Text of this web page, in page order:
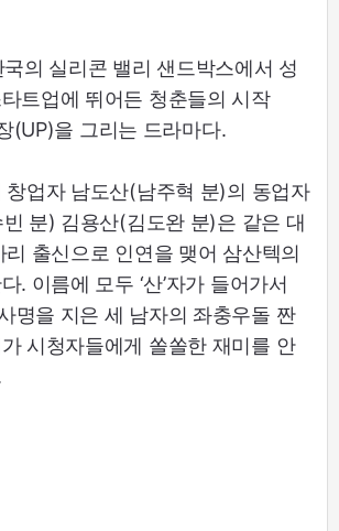
의 실리콘 밸리 샌드박스에서 성
트업에 뛰어든 청춘들의 시작
(UP)을 그리는 드라마다.
창업자 남도산(남주혁 분)의 동업자
분) 김용산(김도완 분)은 같은 대
리 출신으로 인연을 맺어 삼산텍의
. 이름에 모두 ‘산’자가 들어가서
명을 지은 세 남자의 좌충우돌 짠
시청자들에게 쏠쏠한 재미를 안